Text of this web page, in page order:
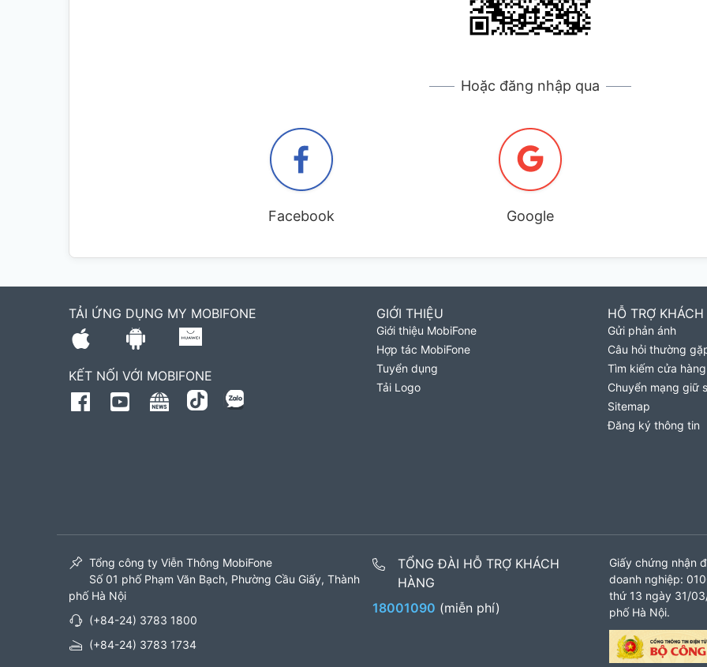
Hoặc đăng nhập qua
Facebook Google
TẢI ỨNG DỤNG MY MOBIFONE
KẾT NỐI VỚI MOBIFONE
GIỚI THIỆU
Giới thiệu MobiFone
Hợp tác MobiFone
Tuyển dụng
Tải Logo
HỖ TRỢ
Gửi phản ánh
Câu hỏi thường
Tìm kiếm cửa hàng
Chuyển mạng giữ
Sitemap
Đăng ký thông tin
Tổng công ty Viễn Thông MobiFone
Số 01 phố Phạm Văn Bạch, Phường Cầu Giấy, Thành
phố Hà Nội
(+84-24) 3783 1800
(+84-24) 3783 1734
TỔNG ĐÀI HỖ TRỢ KHÁCH
HÀNG
18001090 (miễn phí)
Giấy chứng nhận
doanh nghiệp:
thứ 13 ngày 31/
phố Hà Nội.